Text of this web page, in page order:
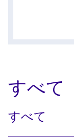
すべて
すべて